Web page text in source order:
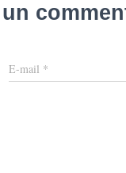
E-mail *